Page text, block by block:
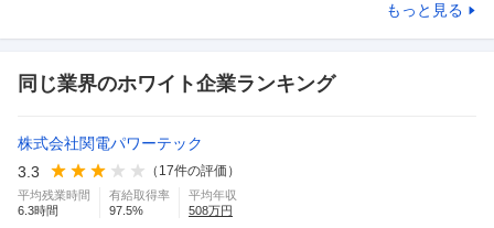
もっと見る
同じ業界のホワイト企業ランキング
株式会社関電パワーテック
3.3
（ 17件の評価）
平均残業時間
6.3時間
有給取得率
97.5%
平均年収
508万円